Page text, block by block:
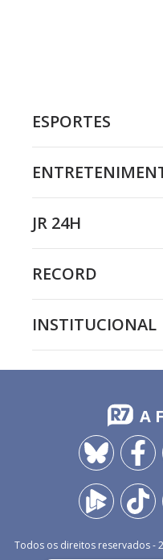
ESPORTES
JR 24H
RECORD
INSTITUCIONAL
A
Todos os direitos reservados -